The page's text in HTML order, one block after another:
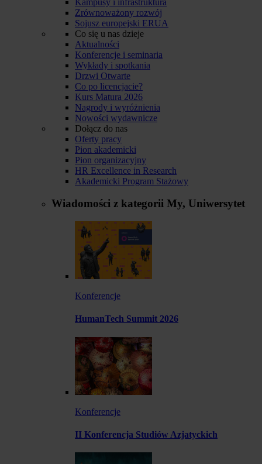
Zrównoważony rozwój
Sojusz europejski ERUA
Co się u nas dzieje
Aktualności
Konferencje i seminaria
Wykłady i spotkania
Drzwi Otwarte
Co po licencjacie?
Kurs Matura 2026
Nagrody i wyróżnienia
Nowości wydawnicze
Dołącz do nas
Oferty pracy
Pion akademicki
Pion organizacyjny
HR Excellence in Research
Akademicki Program Stażowy
Wiadomości z kategorii My, Uniwersytet
Konferencje
HumanTech Summit 2026
Konferencje
II Konferencja Studiów Azjatyckich